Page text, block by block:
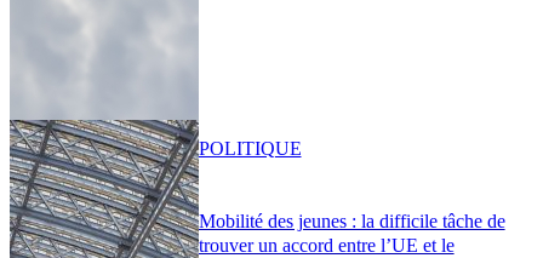
Mobilité des jeunes : la difficile tâche de
trouver un accord entre l’UE et le
POLITIQUE